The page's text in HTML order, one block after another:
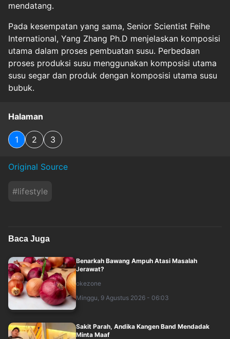
mendatang.
Pada kesempatan yang sama, Senior Scientist Feihe
International, Yang Zhang Ph.D menjelaskan komposisi
utama dalam proses pembuatan susu. Perbedaan
proses produksi susu menggunakan komposisi utama
susu segar dan produk dengan komposisi utama susu
bubuk.
Halaman
1 2 3
Original Source
#lifestyle
Baca Juga
Benarkah Bawang Ampuh Atasi Masalah
Jerawat?
okezone
Minggu, 9 Agustus 2026 - 06:03
Sakit Parah, Andika Kangen Band Mendadak
Minta Maaf